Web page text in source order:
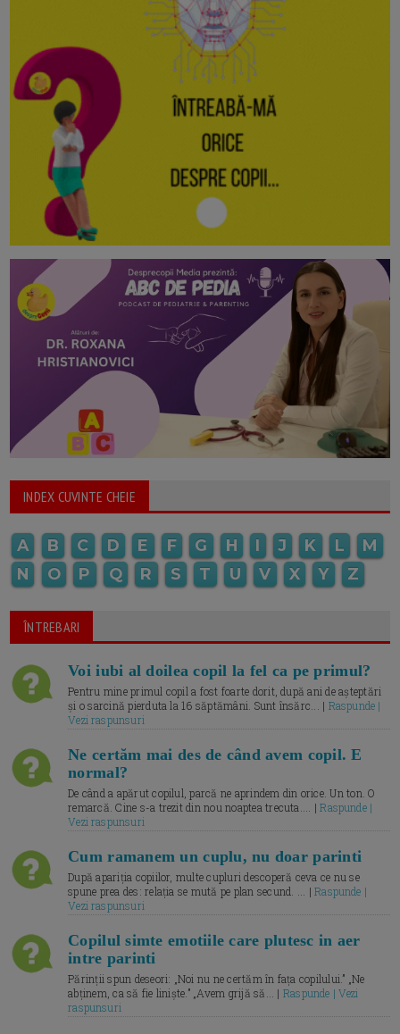
INDEX CUVINTE CHEIE
A B C D E F G H I J K L
M
N
O P Q R S T U V X Y Z
ÎNTREBARI
Voi iubi al doilea copil la fel ca pe primul?
Pentru mine primul copil a fost foarte dorit, după ani de așteptări
și o sarcină pierduta la 16 săptămâni. Sunt însărc... | Raspunde |
Vezi raspunsuri
Ne certăm mai des de când avem copil. E
normal?
De când a apărut copilul, parcă ne aprindem din orice. Un ton. O
remarcă. Cine s-a trezit din nou noaptea trecuta.... |Raspunde |
Vezi raspunsuri
Cum ramanem un cuplu, nu doar parinti
După apariția copiilor, multe cupluri descoperă ceva ce nu se
spune prea des: relația se mută pe plan secund. ... |Raspunde |
Vezi raspunsuri
Copilul simte emotiile care plutesc in aer
intre parinti
Părinții spun deseori: „Noi nu ne certăm în fața copilului.” „Ne
abținem, ca să fie liniște.” „Avem grijă să... | Raspunde | Vezi
raspunsuri